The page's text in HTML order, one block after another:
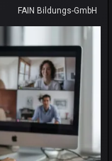
FAIN Bildungs-GmbH